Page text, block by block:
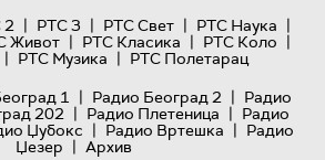
2 | РТС 3 | РТС Свет | РТС Наука |
Живот | РТС Класика | РТС Коло |
| РТС Музика | РТС Полетарац
1 | Радио Београд 2 | Радио
202 | Радио Плетеница | Радио
Џубокс | Радио Вртешка | Радио
Џезер | Архив